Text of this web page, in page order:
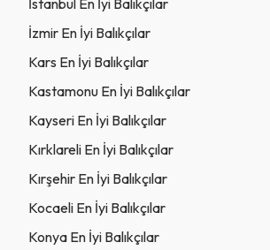
İzmir En İyi Balıkçılar
Kars En İyi Balıkçılar
Kastamonu En İyi Balıkçılar
Kayseri En İyi Balıkçılar
Kırklareli En İyi Balıkçılar
Kırşehir En İyi Balıkçılar
Kocaeli En İyi Balıkçılar
Konya En İyi Balıkçılar